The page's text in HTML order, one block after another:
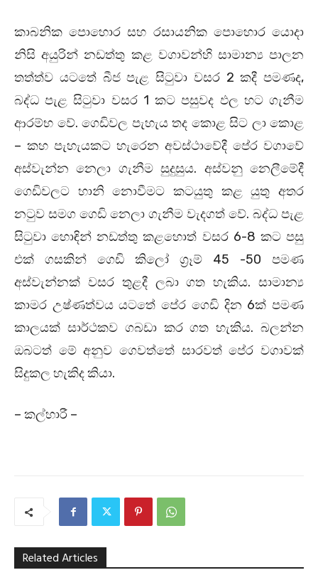
කාබනික පොහොර සහ රසායනික පොහොර යොදා
නිසි අයුරින් නඩත්තු කළ වගාවන්හි සාමාන්‍ය පාලන
තත්ත්ව යටතේ බීජ පැළ සිටුවා වසර 2 කදී පමණද,
බද්ධ පැළ සිටුවා වසර 1 කට පසුවද ඵල හට ගැනීම
ආරම්භ වේ. ගෙඩිවල පැහැය තද කොළ සිට ලා කොළ
– කහ පැහැයකට හැරෙන අවස්‌ථාවේදී පේර වගාවේ
අස්‌වැන්න නෙලා ගැනීම සුදුසුය. අස්‌වනු නෙලීමේදී
ගෙඩිවලට හානි නොවීමට කටයුතු කළ යුතු අතර
නටුව සමග ගෙඩි නෙලා ගැනීම වැදගත් වේ. බද්ධ පැළ
සිටුවා හොඳින් නඩත්තු කළහොත් වසර 6-8 කට පසු
එක්‌ ගසකින් ගෙඩි කිලෝ ග්‍රෑම් 45 -50 පමණ
අස්‌වැන්නක්‌ වසර තුළදී ලබා ගත හැකිය. සාමාන්‍ය
කාමර උෂ්ණත්වය යටතේ පේර ගෙඩි දින 6ක්‌ පමණ
කාලයක්‌ සාර්ථකව ගබඩා කර ගත හැකිය. බලන්න
ඔබටත් මේ අනුව ගෙවත්තේ සාරවත් පේර වගාවක්
සිදුකල හැකිද කියා.
– කල්හාරී –
Related Articles